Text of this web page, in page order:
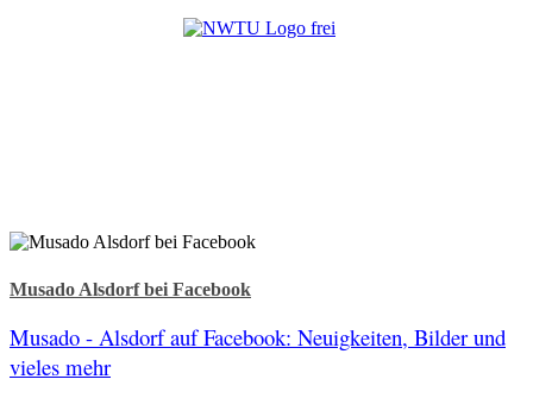
Musado Alsdorf bei Facebook
Musado - Alsdorf auf Facebook: Neuigkeiten, Bilder und
vieles mehr